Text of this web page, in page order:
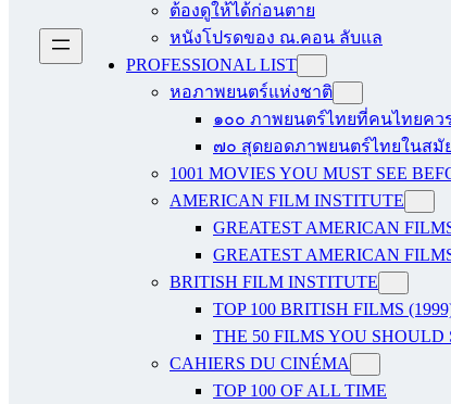
ต้องดูให้ได้ก่อนตาย
หนังโปรดของ ณ.คอน ลับแล
PROFESSIONAL LIST
หอภาพยนตร์แห่งชาติ
๑๐๐ ภาพยนตร์ไทยที่คนไทยคว
๗๐ สุดยอดภาพยนตร์ไทยในสมั
1001 MOVIES YOU MUST SEE
AMERICAN FILM INSTITUTE
GREATEST AMERICAN
GREATEST AMERICAN
BRITISH FILM INSTITUTE
TOP 100 BRITISH FILMS
THE 50 FILMS YOU SHOULD
CAHIERS DU CINÉMA
TOP 100 OF ALL TIME